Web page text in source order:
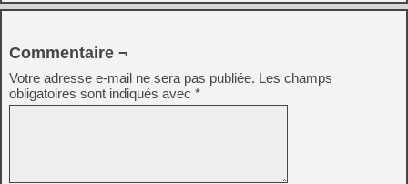
Commentaire ¬
Votre adresse e-mail ne sera pas publiée. Les champs
obligatoires sont indiqués avec *